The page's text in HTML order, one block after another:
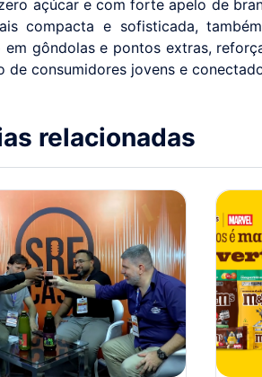
açúcar e com forte apelo de
compacta e sofisticada,
em gôndolas e pontos extras,
de consumidores jovens e
relacionadas